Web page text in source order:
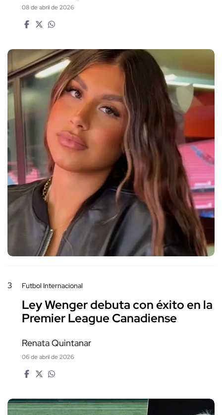
08 de abril de 2026
3 Futbol Internacional
Ley Wenger debuta con éxito en la
Premier League Canadiense
Renata Quintanar
06 de abril de 2026